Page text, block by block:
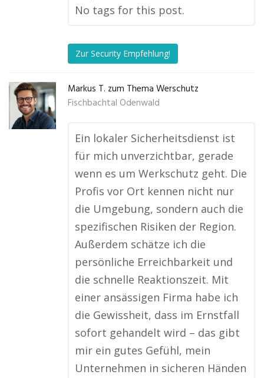
No tags for this post.
Zur Security Empfehlung!
Markus T. zum Thema Werschutz
Fischbachtal Odenwald
Ein lokaler Sicherheitsdienst ist
für mich unverzichtbar, gerade
wenn es um Werkschutz geht. Die
Profis vor Ort kennen nicht nur
die Umgebung, sondern auch die
spezifischen Risiken der Region.
Außerdem schätze ich die
persönliche Erreichbarkeit und
die schnelle Reaktionszeit. Mit
einer ansässigen Firma habe ich
die Gewissheit, dass im Ernstfall
sofort gehandelt wird – das gibt
mir ein gutes Gefühl, mein
Unternehmen in sicheren Händen